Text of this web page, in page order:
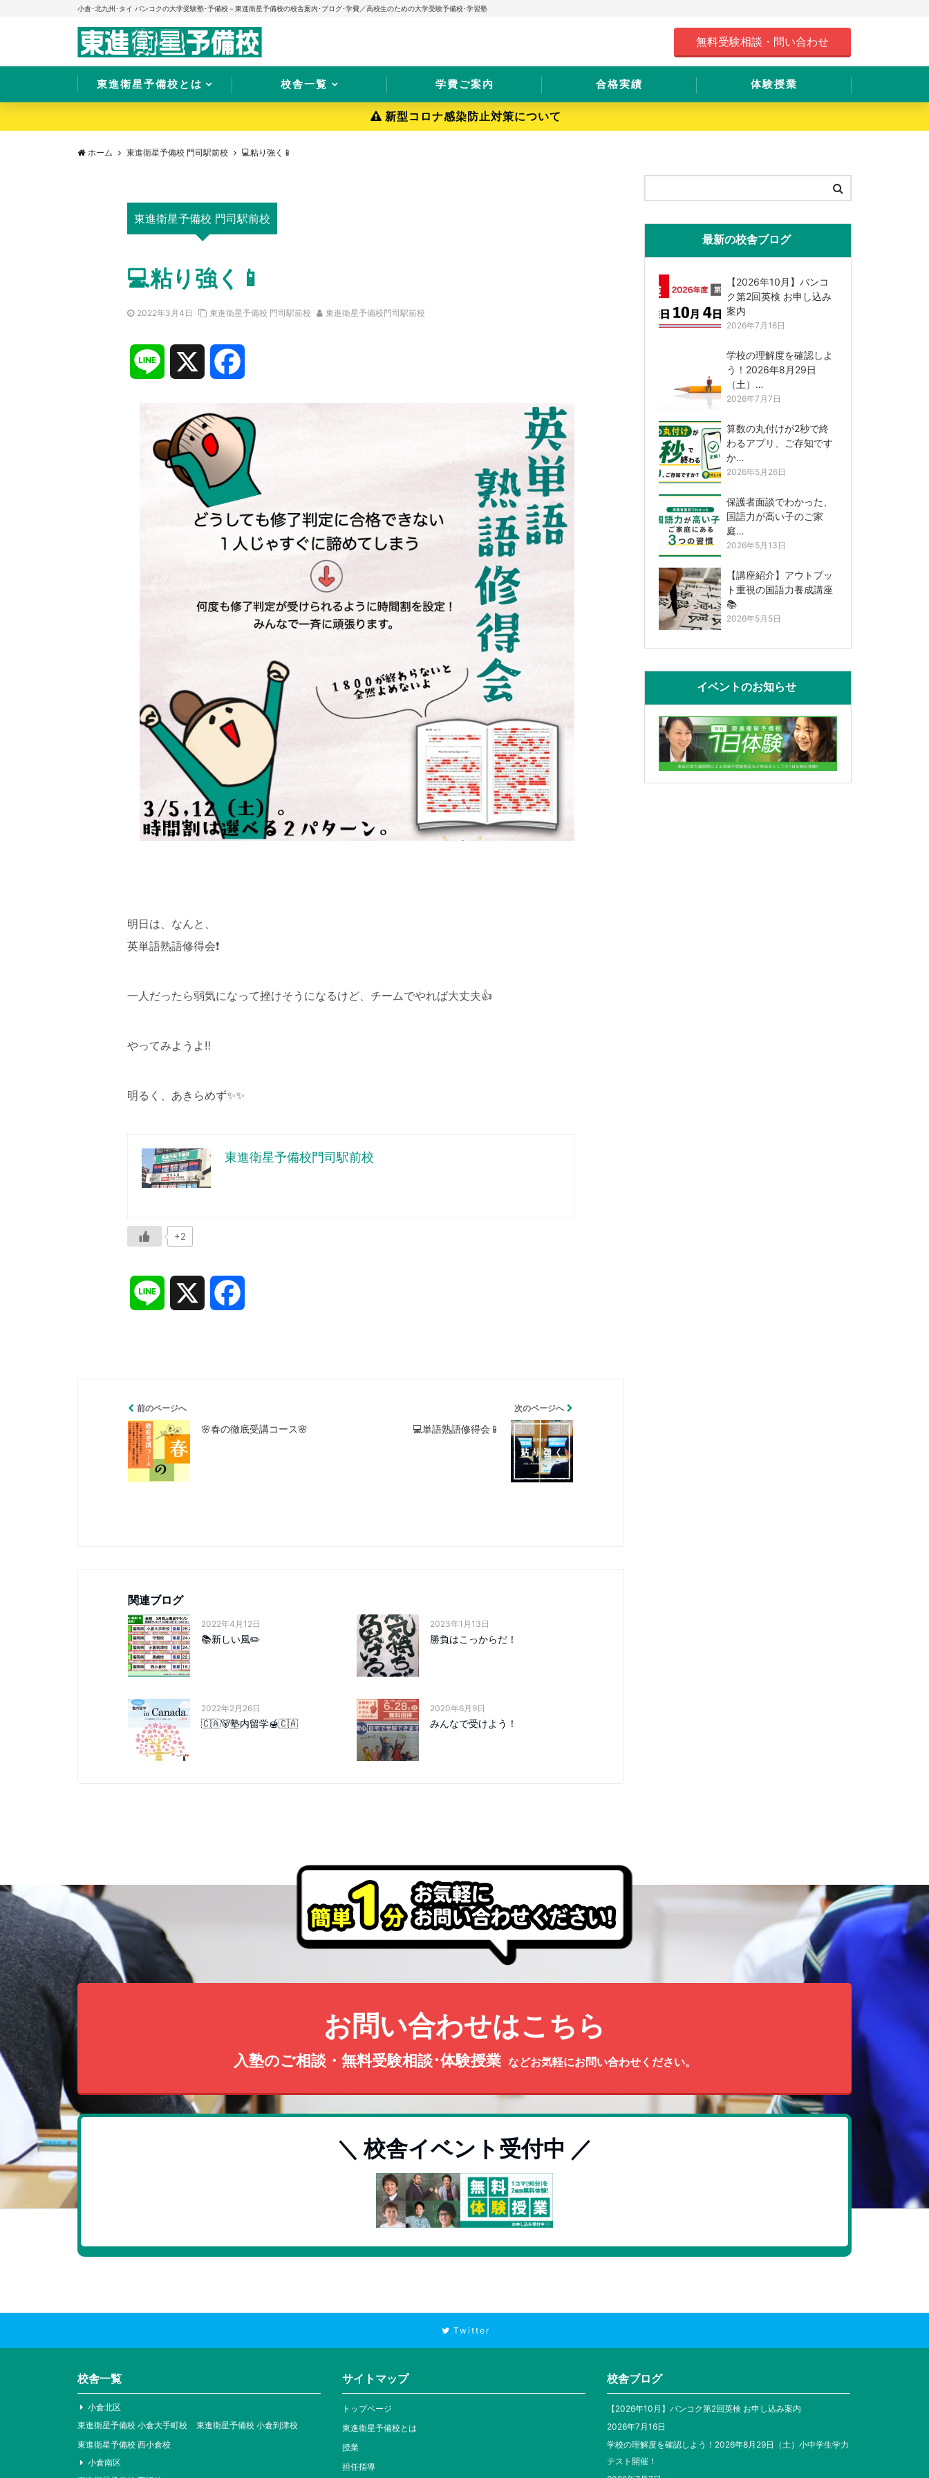
小倉･北九州･タイ バンコクの大学受験塾･予備校－東進衛星予備校の校舎案内･ブログ･学費／高校生のための大学受験予備校･学習塾
無料受験相談・問い合わせ
東進衛星予備校とは 校舎一覧 学費ご案内 合格実績 体験授業
新型コロナ感染防止対策について
ホーム 東進衛星予備校 門司駅前校 💻粘り強く📱
東進衛星予備校 門司駅前校
💻粘り強く📱
2022年3月4日 東進衛星予備校 門司駅前校 東進衛星予備校門司駅前校
e e
b
k
明日は、なんと、
英単語熟語修得会❗️
一人だったら弱気になって挫けそうになるけど、チームでやれば大丈夫👍
やってみようよ‼️
明るく、あきらめず✨✨
東進衛星予備校門司駅前校
+2
b
前のページへ
🌸春の徹底受講コース🌸
次のページへ
💻単語熟語修得会📱
関連ブログ
2022年4月12日
📚新しい風✏️
2023年1月13日
勝負はこっからだ！
2022年2月26日
🇨🇦🐻塾内留学🍯🇨🇦
2020年6月9日
みんなで受けよう！
最新の校舎ブログ
【2026年10月】バンコ
ク第2回英検 お申し込み
案内
2026年7月16日
学校の理解度を確認しよ
う！2026年8月29日
（土）…
2026年7月7日
算数の丸付けが2秒で終
わるアプリ、ご存知です
か…
2026年5月26日
保護者面談でわかった、
国語力が高い子のご家
庭…
2026年5月13日
【講座紹介】アウトプッ
ト重視の国語力養成講座
📚
2026年5月5日
イベントのお知らせ
お問い合わせはこちら
入塾のご相談・無料受験相談･体験授業 などお気軽にお問い合わせください。
＼ 校舎イベント受付中 ／
Twitter
校舎一覧
小倉北区
東進衛星予備校 小倉大手町校
東進衛星予備校 小倉到津校
東進衛星予備校 西小倉校
小倉南区
サイトマップ
トップページ
東進衛星予備校とは
授業
担任指導
校舎ブログ
【2026年10月】バンコク第2回英検 お申し込み案内
2026年7月16日
学校の理解度を確認しよう！2026年8月29日（土）小中学生学力
テスト開催！